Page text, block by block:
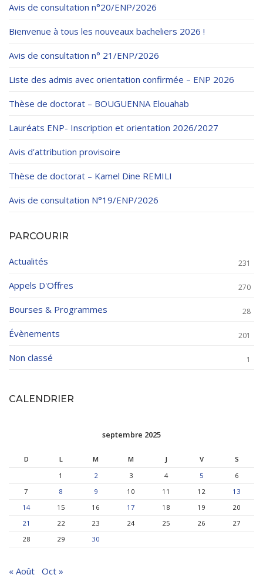
Classes Préparatoires
Avis de consultation n°20/ENP/2026
Bienvenue à tous les nouveaux bacheliers 2026 !
Avis de consultation n° 21/ENP/2026
Liste des admis avec orientation confirmée – ENP 2026
Thèse de doctorat – BOUGUENNA Elouahab
Lauréats ENP- Inscription et orientation 2026/2027
Avis d’attribution provisoire
Thèse de doctorat – Kamel Dine REMILI
Avis de consultation N°19/ENP/2026
PARCOURIR
Actualités 231
Appels D'Offres 270
Bourses & Programmes 28
Évènements 201
Non classé 1
CALENDRIER
septembre 2025
D L M M J V
S
1
2 3 4 5
6
7
8 9 10 11 12
13
14
15 16 17 18 19
20
21
22 23 24 25 26
27
28
29 30
« Août Oct »